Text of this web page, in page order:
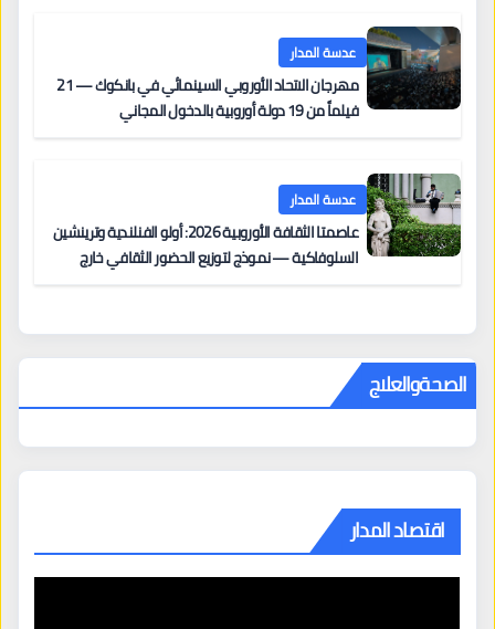
عدسة المدار
مهرجان الاتحاد الأوروبي السينمائي في بانكوك — 21
فيلماً من 19 دولة أوروبية بالدخول المجاني
عدسة المدار
عاصمتا الثقافة الأوروبية 2026: أولو الفنلندية وترينشين
السلوفاكية — نموذج لتوزيع الحضور الثقافي خارج
الصحةوالعلاج
اقتصاد المدار